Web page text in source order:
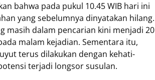
bahwa pada pukul 10.45 WIB hari ini
yang sebelumnya dinyatakan hilang.
masih dalam pencarian kini menjadi 20
malam kejadian. Sementara itu,
terus dilakukan dengan kehati-
terjadi longsor susulan.